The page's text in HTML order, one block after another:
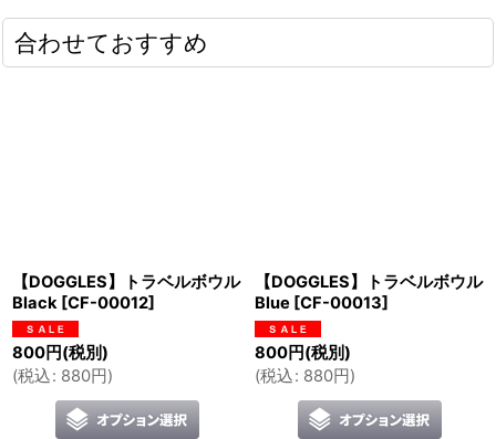
合わせておすすめ
【DOGGLES】トラベルボウル
Black [CF-00012]
800円(税別)
(税込: 880円 )
【DOGGLES】トラベルボウル
Blue [CF-00013]
800円(税別)
(税込: 880円 )